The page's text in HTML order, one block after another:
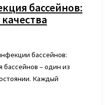
бассейнов:
бассейнов:
– один из
Каждый